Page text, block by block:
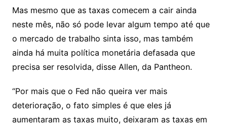
Mas mesmo que as taxas comecem a cair ainda
neste mês, não só pode levar algum tempo até que
o mercado de trabalho sinta isso, mas também
ainda há muita política monetária defasada que
precisa ser resolvida, disse Allen, da Pantheon.
“Por mais que o Fed não queira ver mais
deterioração, o fato simples é que eles já
aumentaram as taxas muito, deixaram as taxas em